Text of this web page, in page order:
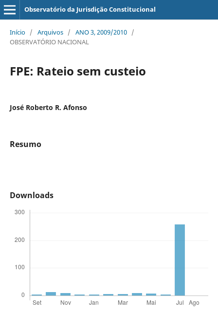
Observatório da Jurisdição Constitucional
Início / Arquivos / ANO 3, 2009/2010 /
OBSERVATÓRIO NACIONAL
FPE: Rateio sem custeio
José Roberto R. Afonso
Resumo
Downloads